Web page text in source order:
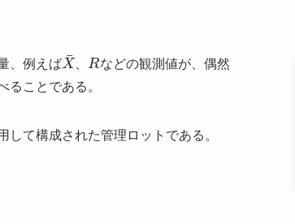
、例えば
X¯ R
などの観測値が、偶然
ることである。
て構成された管理ロットである。